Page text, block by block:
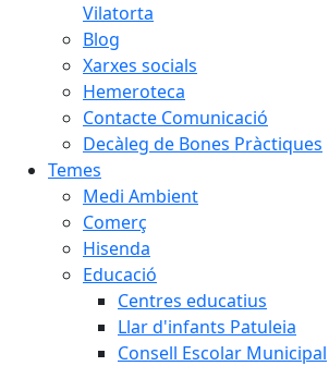
Vilatorta
Blog
Xarxes socials
Hemeroteca
Contacte Comunicació
Decàleg de Bones Pràctiques
Temes
Medi Ambient
Comerç
Hisenda
Educació
Centres educatius
Llar d'infants Patuleia
Consell Escolar Municipal